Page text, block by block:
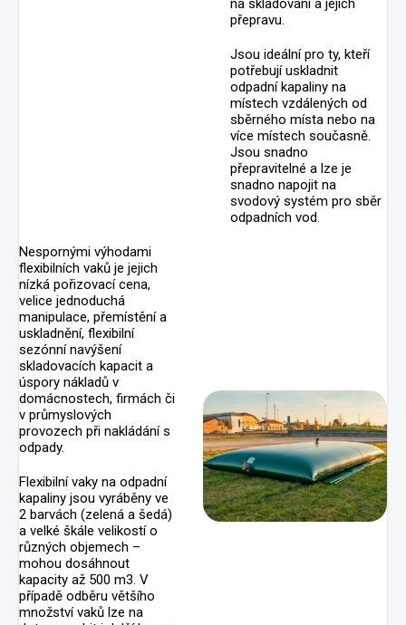
na skladování a jejich
přepravu.
Jsou ideální pro ty, kteří
potřebují uskladnit
odpadní kapaliny na
místech vzdálených od
sběrného místa nebo na
více místech současně.
Jsou snadno
přepravitelné a lze je
snadno napojit na
svodový systém pro sběr
odpadních vod.
Nespornými výhodami
flexibilních vaků je jejich
nízká pořizovací cena,
velice jednoduchá
manipulace, přemístění a
uskladnění, flexibilní
sezónní navýšení
skladovacích kapacit a
úspory nákladů v
domácnostech, firmách či
v průmyslových
provozech při nakládání s
odpady.
Flexibilní vaky na odpadní
kapaliny jsou vyráběny ve
2 barvách (zelená a šedá)
a velké škále velikostí o
různých objemech –
mohou dosáhnout
kapacity až 500 m3. V
případě odběru většího
množství vaků lze na